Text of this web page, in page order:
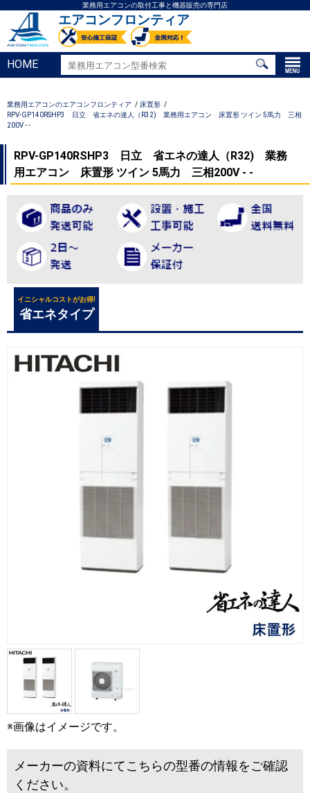
業務用エアコンの取付工事と機器販売の専門店
エアコンフロンティア
HOME
業務用エアコンのエアコンフロンティア
床置形
RPV-GP140RSHP3 日立 省エネの達人（R32) 業務用エアコン 床置形 ツイン 5馬力 三相
200V - -
RPV-GP140RSHP3 日立 省エネの達人（R32) 業務
用エアコン 床置形 ツイン 5馬力 三相200V - -
イニシャルコストがお得!
省エネタイプ
※画像はイメージです。
メーカーの資料にてこちらの型番の情報をご確認
ください。